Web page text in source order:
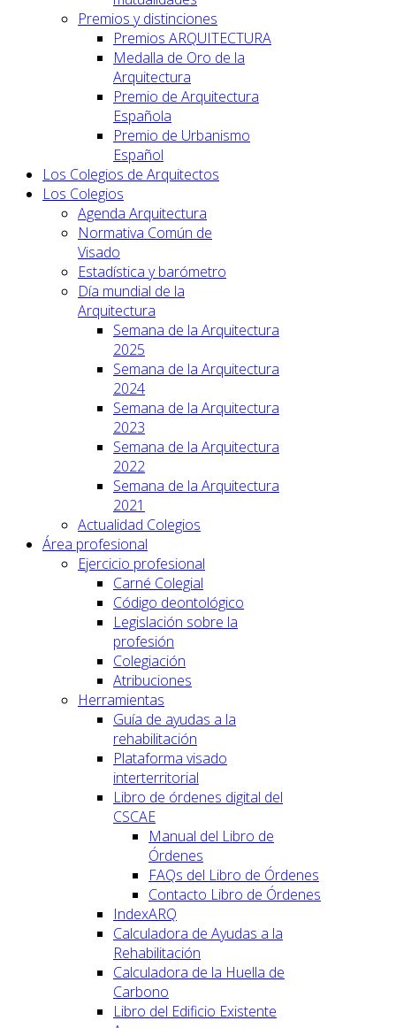
Premios y distinciones
Premios ARQUITECTURA
Medalla de Oro de la
Arquitectura
Premio de Arquitectura
Española
Premio de Urbanismo
Español
Los Colegios de Arquitectos
Los Colegios
Agenda Arquitectura
Normativa Común de
Visado
Estadística y barómetro
Día mundial de la
Arquitectura
Semana de la Arquitectura
2025
Semana de la Arquitectura
2024
Semana de la Arquitectura
2023
Semana de la Arquitectura
2022
Semana de la Arquitectura
2021
Actualidad Colegios
Área profesional
Ejercicio profesional
Carné Colegial
Código deontológico
Legislación sobre la
profesión
Colegiación
Atribuciones
Herramientas
Guía de ayudas a la
rehabilitación
Plataforma visado
interterritorial
Libro de órdenes digital del
CSCAE
Manual del Libro de
Órdenes
FAQs del Libro de Órdenes
Contacto Libro de Órdenes
IndexARQ
Calculadora de Ayudas a la
Rehabilitación
Calculadora de la Huella de
Carbono
Libro del Edificio Existente